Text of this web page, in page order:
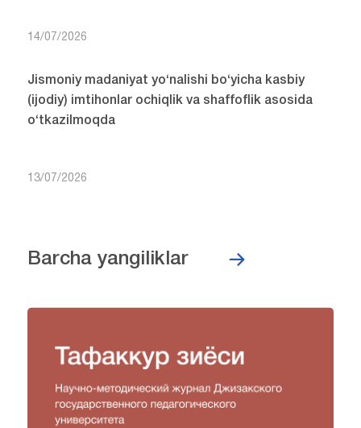
14/07/2026
Jismoniy madaniyat yo‘nalishi bo‘yicha kasbiy
(ijodiy) imtihonlar ochiqlik va shaffoflik asosida
o‘tkazilmoqda
13/07/2026
Barcha yangiliklar